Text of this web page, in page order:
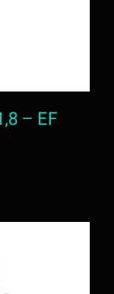
– EF